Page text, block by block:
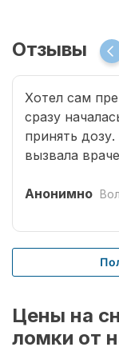
Отзывы
Хотел сам
сразу
принять
вызвала
что надо там
Анонимно
Цены на
ломки от